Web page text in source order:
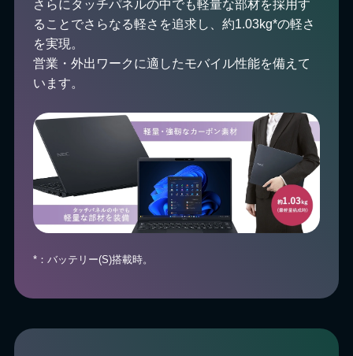
さらにタッチパネルの中でも軽量な部材を採用す
ることでさらなる軽さを追求し、約1.03kg*の軽さ
を実現。
営業・外出ワークに適したモバイル性能を備えて
います。
*：バッテリー(S)搭載時。